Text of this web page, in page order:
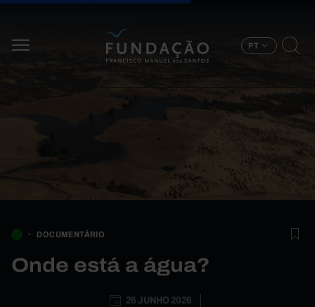
PT
DOCUMENTÁRIO
Onde está a água?
26 JUNHO 2026